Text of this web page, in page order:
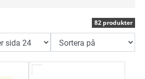
82 produkter